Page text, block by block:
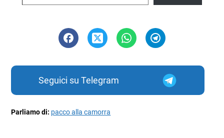
Seguici su Telegram
Parliamo di: pacco alla camorra